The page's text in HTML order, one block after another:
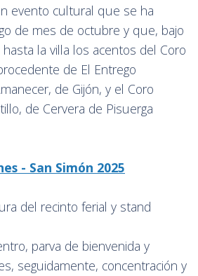
evento cultural que se ha
de mes de octubre y que, bajo
la villa los acentos del Coro
de El Entrego
de Gijón, y el Coro
de Cervera de Pisuerga
- San Simón 2025
del recinto ferial y stand
parva de bienvenida y
seguidamente, concentración y